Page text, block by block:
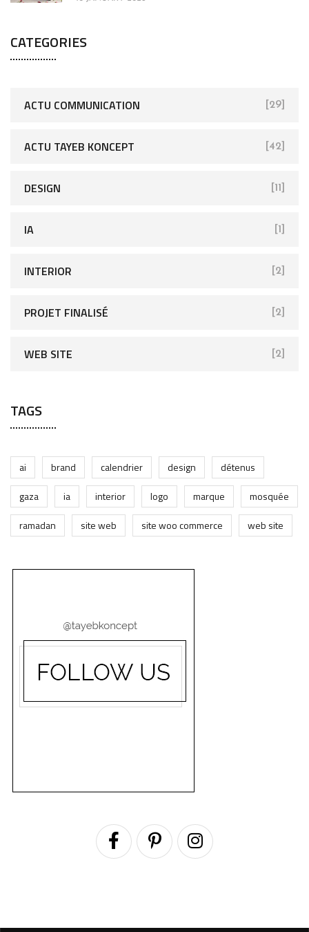
CATEGORIES
ACTU COMMUNICATION [29]
ACTU TAYEB KONCEPT [42]
DESIGN [11]
IA [1]
INTERIOR [2]
PROJET FINALISÉ [2]
WEB SITE [2]
TAGS
ai brand calendrier design
détenus
gaza
ia interior logo marque
mosquée
ramadan
site web site woo commerce web site